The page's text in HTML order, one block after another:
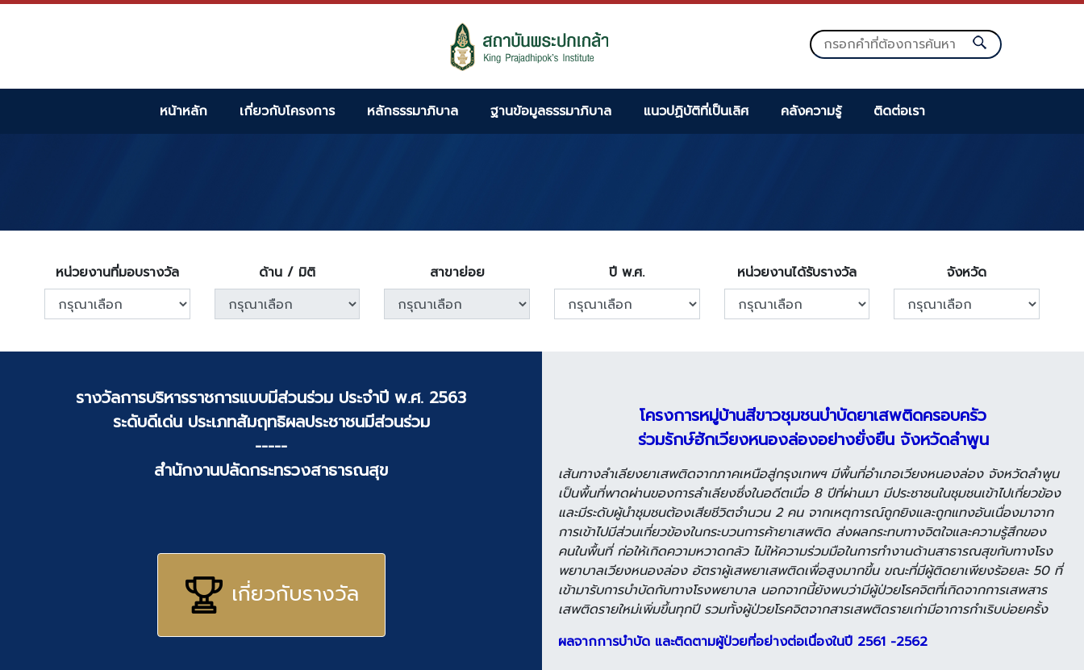
หน้าหลัก เกี่ยวกับโครงการ หลักธรรมาภิบาล ฐานข้อมูลธรรมาภิบาล แนวปฏิบัติที่เป็นเลิศ คลังความรู้ ติดต่อเรา
หน่วยงานที่มอบรางวัล ด้าน / มิติ สาขาย่อย ปี พ.ศ. หน่วยงานได้รับรางวัล จังหวัด
รางวัลการบริหารราชการแบบมีส่วนร่วม ประจำปี พ.ศ. 2563
ระดับดีเด่น ประเภทสัมฤทธิผลประชาชนมีส่วนร่วม
-----
สำนักงานปลัดกระทรวงสาธารณสุข
เกี่ยวกับรางวัล
โครงการหมู่บ้านสีขาวชุมชนบำบัดยาเสพติดครอบครัว
ร่วมรักษ์ฮักเวียงหนองล่องอย่างยั่งยืน จังหวัดลำพูน
เส้นทางลำเลียงยาเสพติดจากภาคเหนือสู่กรุงเทพฯ มีพื้นที่อำเภอเวียงหนองล่อง จังหวัดลำพูน
เป็นพื้นที่พาดผ่านของการลำเลียงซึ่งในอดีตเมื่อ 8 ปีที่ผ่านมา มีประชาชนในชุมชนเข้าไปเกี่ยวข้อง
และมีระดับผู้นำชุมชนต้องเสียชีวิตจำนวน 2 คน จากเหตุการณ์ถูกยิงและถูกแทงอันเนื่องมาจาก
การเข้าไปมีส่วนเกี่ยวข้องในกระบวนการค้ายาเสพติด ส่งผลกระทบทางจิตใจและความรู้สึกของ
คนในพื้นที่ ก่อให้เกิดความหวาดกลัว ไม่ให้ความร่วมมือในการทำงานด้านสาธารณสุขกับทางโรง
พยาบาลเวียงหนองล่อง อัตราผู้เสพยาเสพติดเพื่อสูงมากขึ้น ขณะที่มีผู้ติดยาเพียงร้อยละ 50 ที่
เข้ามารับการบำบัดกับทางโรงพยาบาล นอกจากนี้ยังพบว่ามีผู้ป่วยโรคจิตที่เกิดจากการเสพสาร
เสพติดรายใหม่เพิ่มขึ้นทุกปี รวมทั้งผู้ป่วยโรคจิตจากสารเสพติดรายเก่ามีอาการกำเริบบ่อยครั้ง
ผลจากการบำบัด และติดตามผู้ป่วยที่อย่างต่อเนื่องในปี 2561 -2562